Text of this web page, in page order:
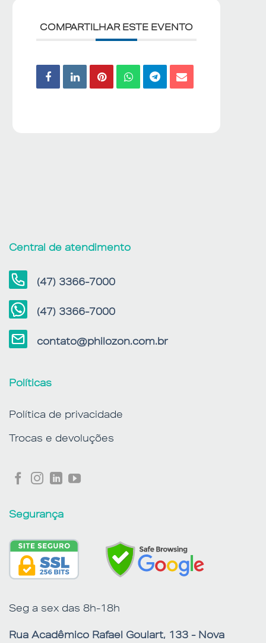
COMPARTILHAR ESTE EVENTO
Central de atendimento
(47) 3366-7000
(47) 3366-7000
contato@philozon.com.br
Políticas
Política de privacidade
Trocas e devoluções
Segurança
Seg a sex das 8h-18h
Rua Acadêmico Rafael Goulart, 133 - Nova